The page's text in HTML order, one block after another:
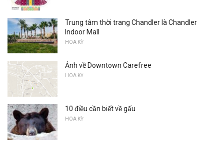
Trung tâm thời trang Chandler là Chandler
Indoor Mall
HOA KỲ
Ảnh về Downtown Carefree
HOA KỲ
10 điều cần biết về gấu
HOA KỲ